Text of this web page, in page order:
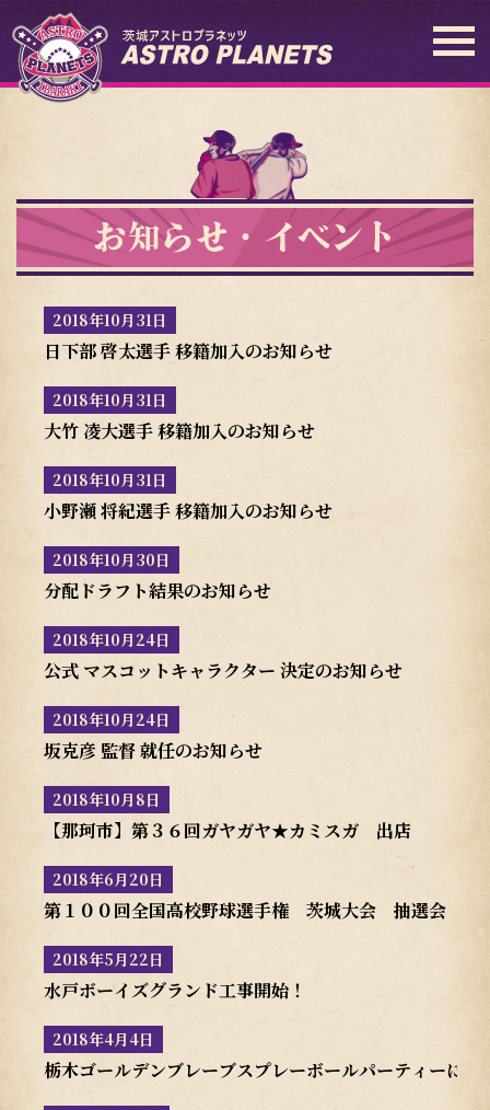
お知らせ・イベント
2018年10月31日
日下部 啓太選手 移籍加入のお知らせ
2018年10月31日
大竹 凌大選手 移籍加入のお知らせ
2018年10月31日
小野瀬 将紀選手 移籍加入のお知らせ
2018年10月30日
分配ドラフト結果のお知らせ
2018年10月24日
公式 マスコットキャラクター 決定のお知らせ
2018年10月24日
坂克彦 監督 就任のお知らせ
2018年10月8日
【那珂市】第３６回ガヤガヤ★カミスガ 出店
2018年6月20日
第１００回全国高校野球選手権 茨城大会 抽選会
2018年5月22日
水戸ボーイズグランド工事開始！
2018年4月4日
栃木ゴールデンブレーブスプレーボールパーティーに参